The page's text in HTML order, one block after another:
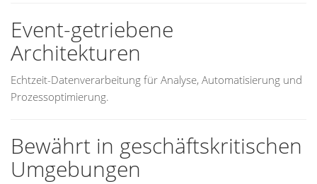
Event-getriebene
Architekturen
Echtzeit-Datenverarbeitung für Analyse, Automatisierung und
Prozessoptimierung.
Bewährt in geschäftskritischen
Umgebungen